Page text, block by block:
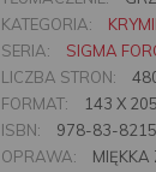
KATEGORIA:
SERIA:
SIGMA
LICZBA STRON:
FORMAT:
143 X
ISBN:
978-83-
OPRAWA:
MIĘKKA